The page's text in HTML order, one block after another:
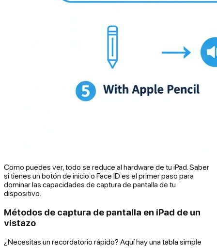
Como puedes ver, todo se reduce al hardware de tu iPad. Saber
si tienes un botón de inicio o Face ID es el primer paso para
dominar las capacidades de captura de pantalla de tu
dispositivo.
Métodos de captura de pantalla en iPad de un
vistazo
¿Necesitas un recordatorio rápido? Aquí hay una tabla simple